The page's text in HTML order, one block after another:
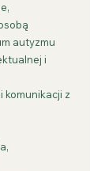
autyzmu
i
komunikacji z